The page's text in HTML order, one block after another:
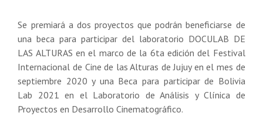
Se premiará a dos proyectos que podrán beneficiarse de
una beca para participar del laboratorio DOCULAB DE
LAS ALTURAS en el marco de la 6ta edición del Festival
Internacional de Cine de las Alturas de Jujuy en el mes de
septiembre 2020 y una Beca para participar de Bolivia
Lab 2021 en el Laboratorio de Análisis y Clínica de
Proyectos en Desarrollo Cinematográfico.